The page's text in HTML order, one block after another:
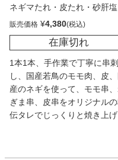
ネギマたれ・皮たれ・砂肝塩
合計20本
販売価格 ¥4,380
在庫切れ
1本1本、手作業で丁寧に串
し、国産若鳥のモモ肉、皮、
産のネギを使って、モモ串
ぎま串、皮串をオリジナル
伝タレでじっくりと焼き上げ